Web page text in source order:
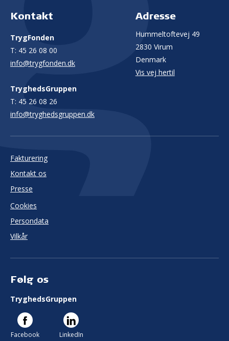
Kontakt
TrygFonden
T: 45 26 08 00
info@trygfonden.dk
TryghedsGruppen
T: 45 26 08 26
info@tryghedsgruppen.dk
Adresse
Hummeltoftevej 49
2830 Virum
Denmark
Vis vej hertil
Fakturering
Kontakt os
Presse
Cookies
Persondata
Vilkår
Følg os
TryghedsGruppen
Facebook LinkedIn